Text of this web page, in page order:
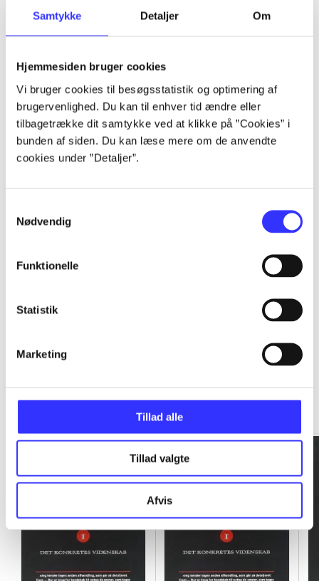
Samtykke Detaljer Om
Hjemmesiden bruger cookies
Vi bruger cookies til besøgsstatistik og optimering af
brugervenlighed. Du kan til enhver tid ændre eller
tilbagetrække dit samtykke ved at klikke på ”Cookies” i
bunden af siden. Du kan læse mere om de anvendte
cookies under ”Detaljer”.
Nødvendig
Funktionelle
Statistik
Marketing
Tillad alle
Tillad valgte
Afvis
Artikler
...
...
...
...
Gå til serien